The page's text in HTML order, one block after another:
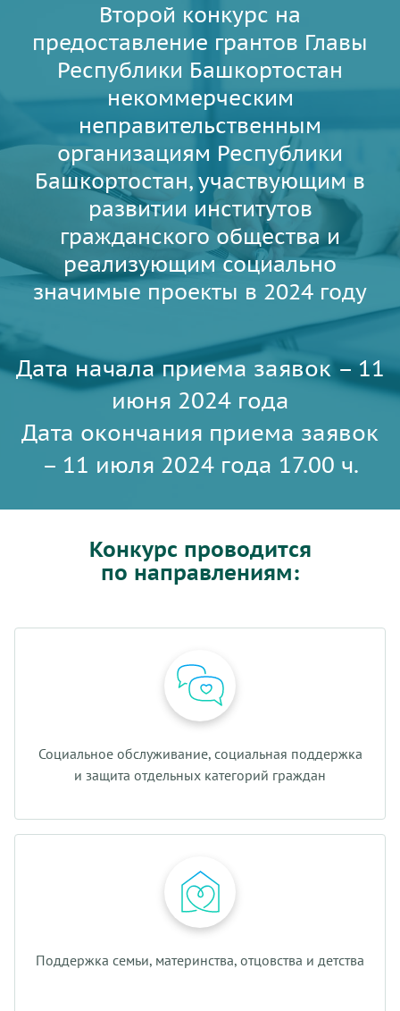
Второй конкурс на
предоставление грантов Главы
Республики Башкортостан
некоммерческим
неправительственным
организациям Республики
Башкортостан, участвующим в
развитии институтов
гражданского общества и
реализующим социально
значимые проекты в 2024 году
Дата начала приема заявок – 11
июня 2024 года
Дата окончания приема заявок
– 11 июля 2024 года 17.00 ч.
Конкурс проводится
по направлениям:
Социальное обслуживание, социальная поддержка
и защита отдельных категорий граждан
Поддержка семьи, материнства, отцовства и детства